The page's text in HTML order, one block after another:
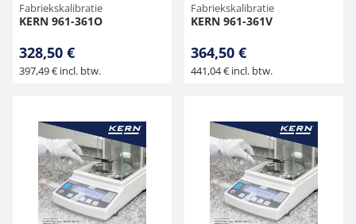
Fabriekskalibratie
KERN 961-361O
328,50 €
397,49 € incl. btw.
Fabriekskalibratie
KERN 961-361V
364,50 €
441,04 € incl. btw.